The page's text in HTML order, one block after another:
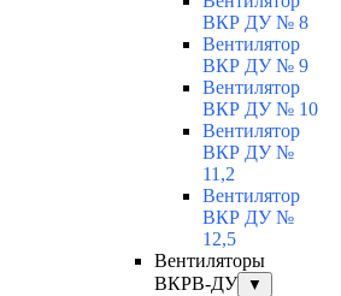
ВКР ДУ № 8
Вентилятор
ВКР ДУ № 9
Вентилятор
ВКР ДУ № 10
Вентилятор
ВКР ДУ №
11,2
Вентилятор
ВКР ДУ №
12,5
Вентиляторы
ВКРВ-ДУ
▼